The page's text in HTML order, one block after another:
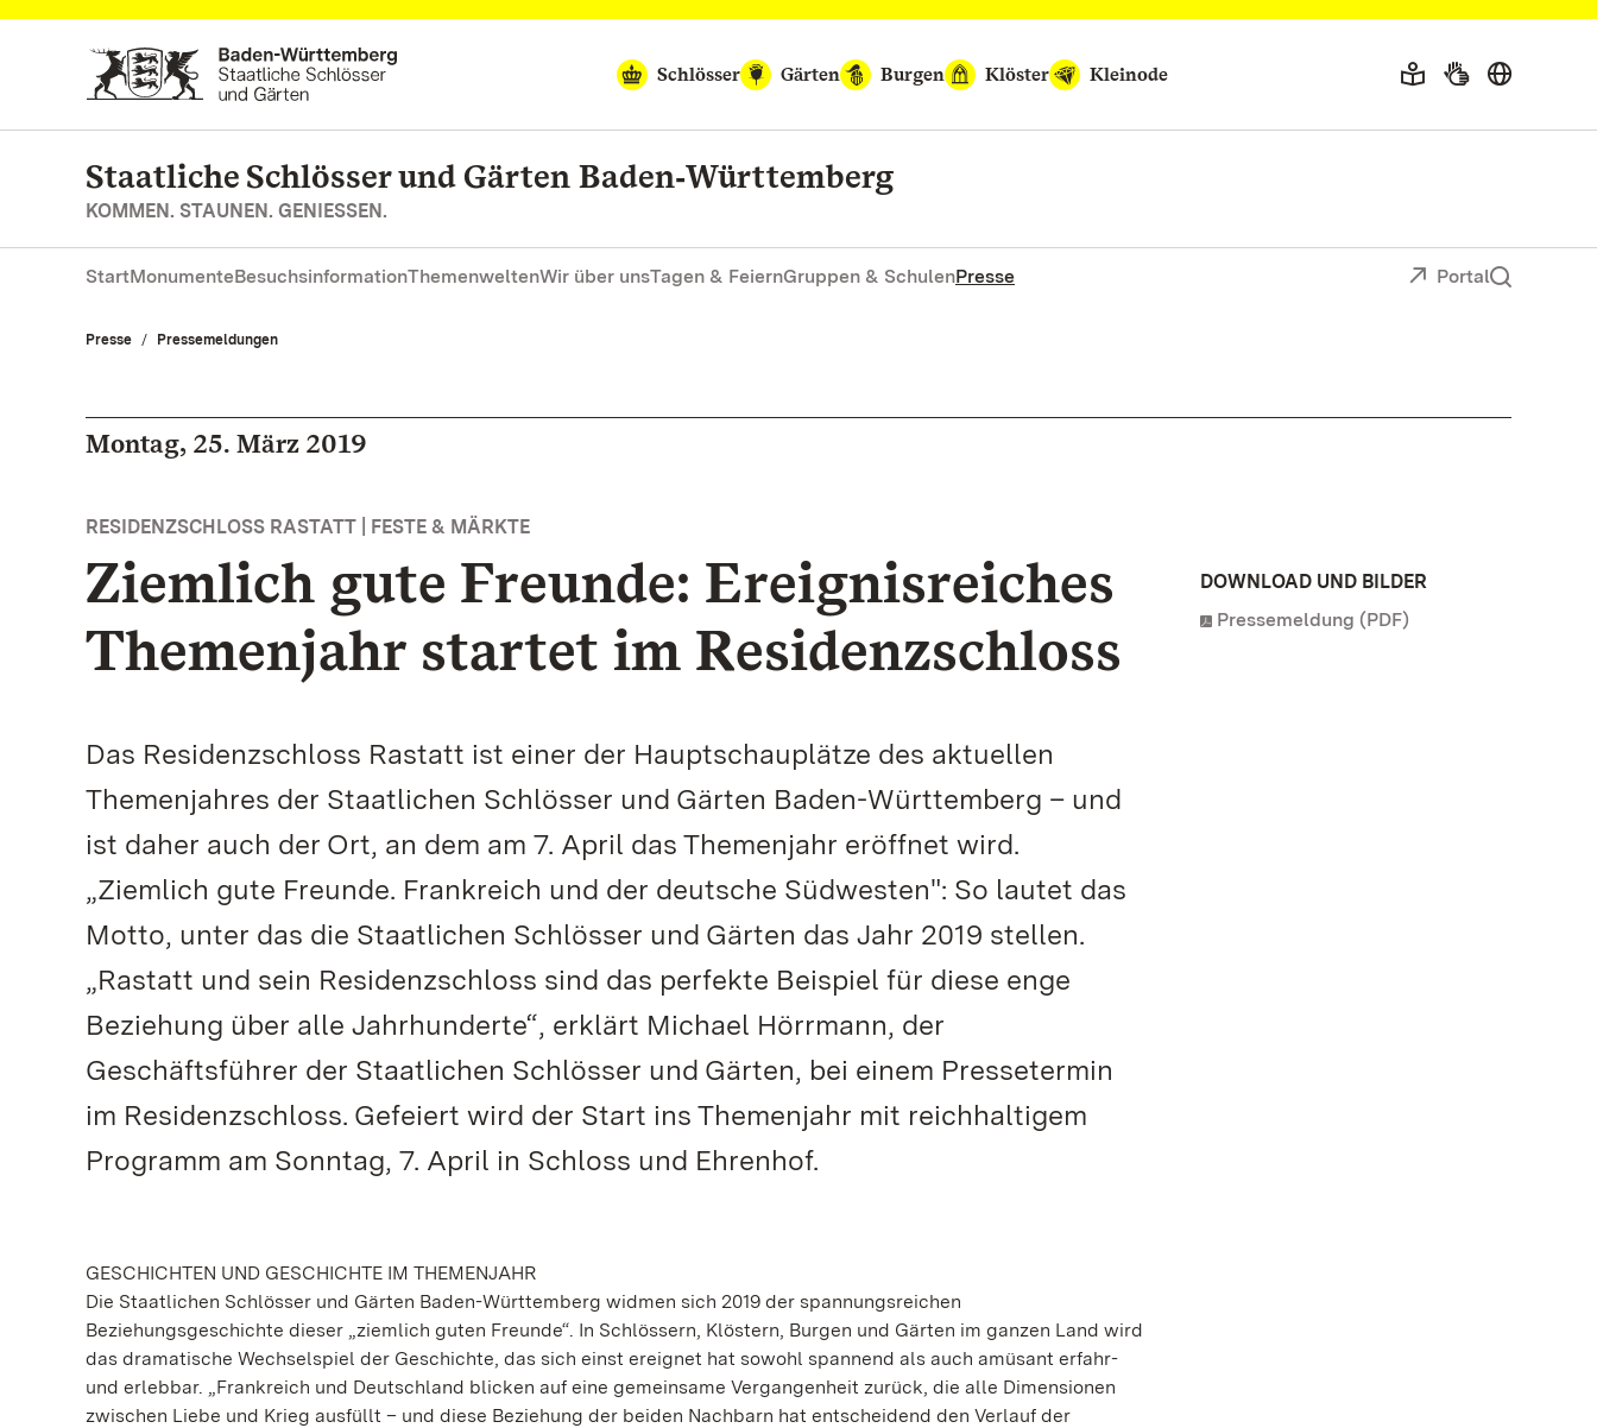
Zum Hauptinhalt springen
Schlösser
Gärten Burgen Klöster Kleinode
Staatliche Schlösser und Gärten Baden‑Württemberg
KOMMEN. STAUNEN. GENIESSEN.
StartMonumenteBesuchsinformationThemenweltenWir über unsTagen & FeiernGruppen & SchulenPresse Portal
Presse Pressemeldungen
Montag, 25. März 2019
RESIDENZSCHLOSS RASTATT | FESTE & MÄRKTE
Ziemlich gute Freunde: Ereignisreiches
Themenjahr startet im Residenzschloss
Das Residenzschloss Rastatt ist einer der Hauptschauplätze des aktuellen
Themenjahres der Staatlichen Schlösser und Gärten Baden-Württemberg – und
ist daher auch der Ort, an dem am 7. April das Themenjahr eröffnet wird.
„Ziemlich gute Freunde. Frankreich und der deutsche Südwesten": So lautet das
Motto, unter das die Staatlichen Schlösser und Gärten das Jahr 2019 stellen.
„Rastatt und sein Residenzschloss sind das perfekte Beispiel für diese enge
Beziehung über alle Jahrhunderte“, erklärt Michael Hörrmann, der
Geschäftsführer der Staatlichen Schlösser und Gärten, bei einem Pressetermin
im Residenzschloss. Gefeiert wird der Start ins Themenjahr mit reichhaltigem
Programm am Sonntag, 7. April in Schloss und Ehrenhof.
GESCHICHTEN UND GESCHICHTE IM THEMENJAHR
Die Staatlichen Schlösser und Gärten Baden-Württemberg widmen sich 2019 der spannungsreichen
Beziehungsgeschichte dieser „ziemlich guten Freunde“. In Schlössern, Klöstern, Burgen und Gärten im ganzen Land wird
das dramatische Wechselspiel der Geschichte, das sich einst ereignet hat sowohl spannend als auch amüsant erfahr-
und erlebbar. „Frankreich und Deutschland blicken auf eine gemeinsame Vergangenheit zurück, die alle Dimensionen
zwischen Liebe und Krieg ausfüllt – und diese Beziehung der beiden Nachbarn hat entscheidend den Verlauf der
DOWNLOAD UND BILDER
Pressemeldung (PDF)